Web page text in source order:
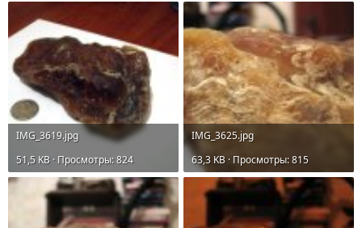
IMG_3619.jpg
51,5 KB · Просмотры: 824
IMG_3625.jpg
63,3 KB · Просмотры: 815